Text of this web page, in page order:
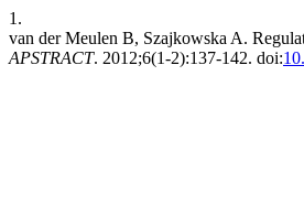
1.
van der Meulen B, Szajkowska A.
APSTRACT. 2012;6(1-2):137-142. doi: